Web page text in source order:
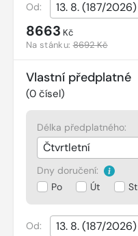
Od:
8663 Kč
Na stánku:8692 Kč
Vlastní předplatné
(0 čísel)
Délka předplatného:
Dny doručení:
Po
Út St
Od: